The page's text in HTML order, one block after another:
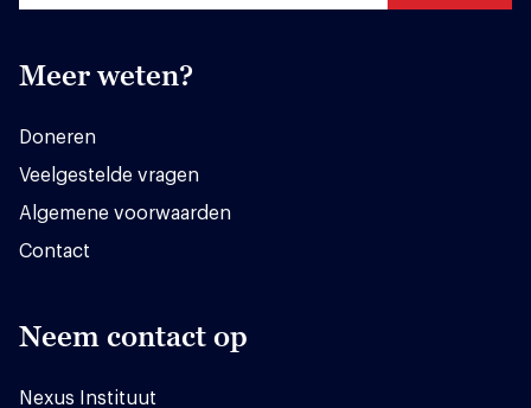
Meer weten?
Doneren
Veelgestelde vragen
Algemene voorwaarden
Contact
Neem contact op
Nexus Instituut